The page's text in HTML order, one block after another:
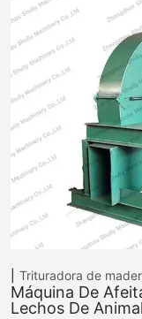
Trituradora de
Máquina De
Lechos De